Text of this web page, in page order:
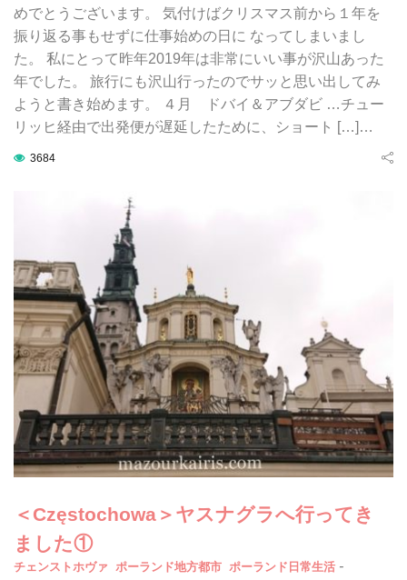
めでとうございます。 気付けばクリスマス前から１年を
振り返る事もせずに仕事始めの日に なってしまいまし
た。 私にとって昨年2019年は非常にいい事が沢山あった
年でした。 旅行にも沢山行ったのでサッと思い出してみ
ようと書き始めます。 ４月 ドバイ＆アブダビ …チュー
リッヒ経由で出発便が遅延したために、ショート […]…
3684
＜Częstochowa＞ヤスナグラへ行ってき
ました①
チェンストホヴァ ポーランド地方都市 ポーランド日常生活 -